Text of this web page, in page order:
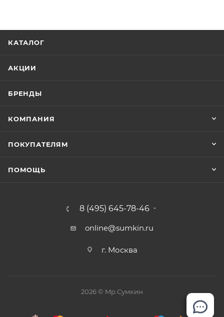
защищены прорезиненными накладками. Имеется
лицевой стороне - два кармана на молнии.
КАТАЛОГ
АКЦИИ
БРЕНДЫ
КОМПАНИЯ
ПОКУПАТЕЛЯМ
ПОМОЩЬ
8 (495) 645-78-46
online@sumkin.ru
г. Москва
2026 © Mр.Сумкин